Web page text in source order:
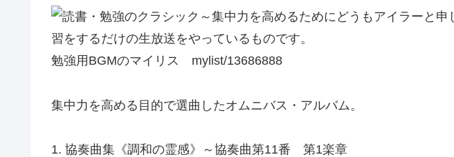
どうもアイラーと申
習をするだけの生放送をやっているものです。
勉強用BGMのマイリス mylist/13686888
集中力を高める目的で選曲したオムニバス・アルバム。
1. 協奏曲集《調和の霊感》～協奏曲第11番 第1楽章